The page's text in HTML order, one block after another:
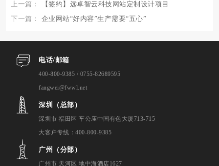
上一篇：
【签约】远卓智云科技网站定制设计项目
下一篇： 企业网站“好内容”生产需要“五心”
电话/邮箱
400-800-9385 / 0755-82689595
fangwei@fwwl.net
深圳（总部）
深圳市 福田区 车公庙中国有色大厦713-715
大客户专线：400-800-9385
广州（分部）
广州市 天河区 地中海酒店1627